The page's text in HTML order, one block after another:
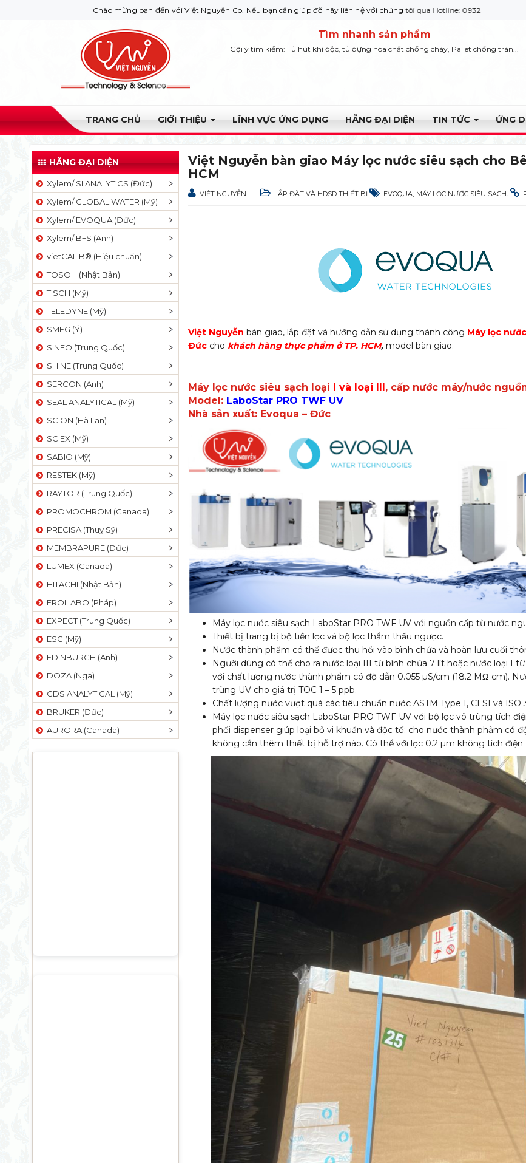
Chào mừng bạn đến với Việt Nguyễn Co. Nếu bạn cần giúp đỡ hãy liên hệ với chúng tôi qua Hotline: 0932 664422
Tìm nhanh sản phẩm
Gợi ý tìm kiếm: Tủ hút khí độc, tủ đựng hóa chất chống cháy, Pallet chống tràn...
TRANG CHỦ GIỚI THIỆU LĨNH VỰC ỨNG DỤNG HÃNG ĐẠI DIỆN TIN TỨC ỨNG
HÃNG ĐẠI DIỆN
Xylem/ SI ANALYTICS (Đức)
Xylem/ GLOBAL WATER (Mỹ)
Xylem/ EVOQUA (Đức)
Xylem/ B+S (Anh)
vietCALIB® (Hiệu chuẩn)
TOSOH (Nhật Bản)
TISCH (Mỹ)
TELEDYNE (Mỹ)
SMEG (Ý)
SINEO (Trung Quốc)
SHINE (Trung Quốc)
SERCON (Anh)
SEAL ANALYTICAL (Mỹ)
SCION (Hà Lan)
SCIEX (Mỹ)
SABIO (Mỹ)
RESTEK (Mỹ)
RAYTOR (Trung Quốc)
PROMOCHROM (Canada)
PRECISA (Thuỵ Sỹ)
MEMBRAPURE (Đức)
LUMEX (Canada)
HITACHI (Nhật Bản)
FROILABO (Pháp)
EXPECT (Trung Quốc)
ESC (Mỹ)
EDINBURGH (Anh)
DOZA (Nga)
CDS ANALYTICAL (Mỹ)
BRUKER (Đức)
AURORA (Canada)
Việt Nguyễn bàn giao Máy lọc nước siêu sạch cho
HCM
VIỆT NGUYỄN LẮP ĐẶT VÀ HDSD THIẾT BỊ EVOQUA MÁY LỌC NƯỚC SIÊU SẠCH .
Việt Nguyễn bàn giao, lắp đặt và hướng dẫn sử dụng thành công Máy lọc
Đức cho khách hàng thực phẩm ở TP. HCM, model bàn giao:
Máy lọc nước siêu sạch loại I và loại III, cấp nước máy/nước
Model: LaboStar PRO TWF UV
Nhà sản xuất: Evoqua – Đức
Máy lọc nước siêu sạch LaboStar PRO TWF UV với nguồn cấp từ nước
Thiết bị trang bị bộ tiền lọc và bộ lọc thẩm thấu ngược.
Nước thành phẩm có thể đươc thu hồi vào bình chứa và hoàn lưu cuối
Người dùng có thể cho ra nước loại III từ bình chứa 7 lít hoặc nước loại I
với chất lượng nước thành phẩm có độ dẫn 0.055 µS/cm (18.2 MΩ-cm).
trùng UV cho giá trị TOC 1 – 5 ppb.
Chất lượng nước vượt quá các tiêu chuẩn nước ASTM Type I, CLSI và ISO
Máy lọc nước siêu sạch LaboStar PRO TWF UV với bộ lọc vô trùng tích
phối dispenser giúp loại bỏ vi khuẩn và độc tố; cho nước thành phảm có
không cần thêm thiết bị hỗ trợ nào. Có thể với lọc 0.2 µm không tích điện